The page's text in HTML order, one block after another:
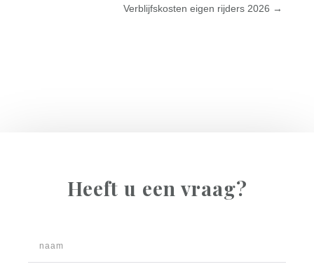
Verblijfskosten eigen rijders 2026 →
Heeft u een vraag?